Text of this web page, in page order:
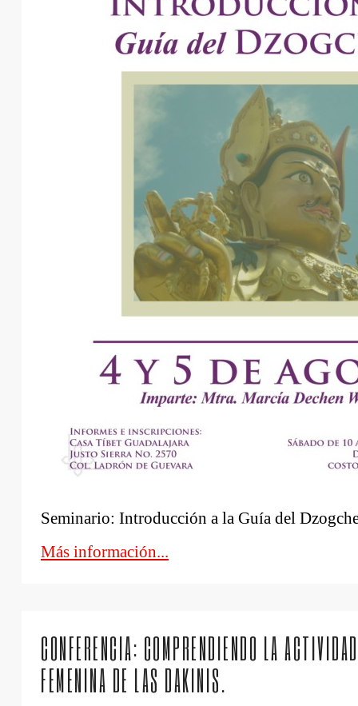
Seminario: Introducción a la Guía del
Más información...
CONFERENCIA: COMPRENDIENDO LA
FEMENINA DE LAS DAKINIS.